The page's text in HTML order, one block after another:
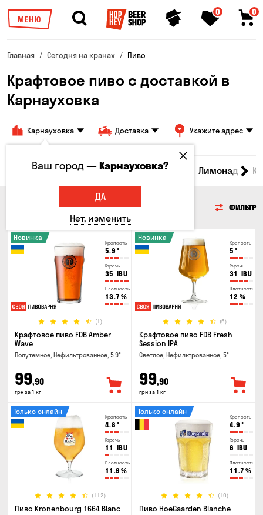
МЕНЮ
0 0
Главная Сегодня на кранах Пиво
Крафтовое пиво с доставкой в
Карнауховка
Карнауховка Доставка Укажите адрес
Все товары Пиво Сидр Вино Лимонад
ФИЛЬТР
Крепость
5.9 °
Горечь
35 IBU
Плотность
13.7 %
(1)
Новинка
Крафтовое пиво FDB Amber
Wave
Полутемное, Нефильтрованное, 5.9°
99,90
грн за 1 кг
Крепость
5 °
Горечь
31 IBU
Плотность
12 %
(6)
Новинка
Крафтовое пиво FDB Fresh
Session IPA
Светлое, Нефильтрованное, 5°
99,90
грн за 1 кг
Крепость
4.8 °
Горечь
11 IBU
Плотность
11.9 %
(112)
Только онлайн
Пиво Kronenbourg 1664 Blanc
Крепость
4.9 °
Горечь
6 IBU
Плотность
11.7 %
(10)
Только онлайн
Пиво HoeGaarden Blanche
Ваш город —Карнауховка?
ДА
Нет, изменить